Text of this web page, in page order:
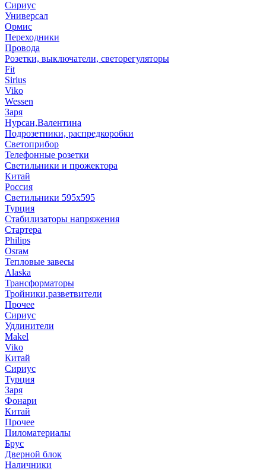
Сириус
Универсал
Ормис
Переходники
Провода
Розетки, выключатели, светорегуляторы
Fit
Sirius
Viko
Wessen
Заря
Нурсан,Валентина
Подрозетники, распредкоробки
Светоприбор
Телефонные розетки
Светильники и прожектора
Китай
Россия
Светильники 595х595
Турция
Стабилизаторы напряжения
Стартера
Philips
Оsrам
Тепловые завесы
Alaska
Трансформаторы
Тройники,разветвители
Прочее
Сириус
Удлинители
Makel
Viko
Китай
Сириус
Турция
Заря
Фонари
Китай
Прочее
Пиломатериалы
Брус
Дверной блок
Наличники